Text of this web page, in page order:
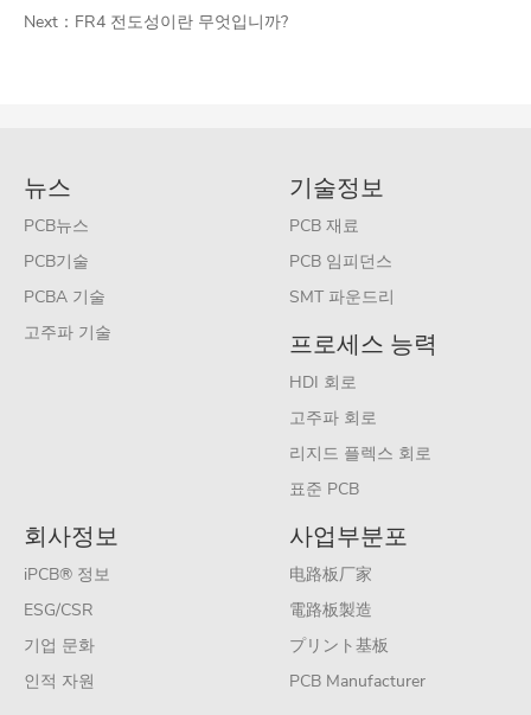
Next： FR4 전도성이란 무엇입니까?
뉴스
PCB뉴스
PCB기술
PCBA 기술
고주파 기술
기술정보
PCB 재료
PCB 임피던스
SMT 파운드리
프로세스 능력
HDI 회로
고주파 회로
리지드 플렉스 회로
표준 PCB
회사정보
iPCB® 정보
ESG/CSR
기업 문화
인적 자원
사업부분포
电路板厂家
電路板製造
プリント基板
PCB Manufacturer